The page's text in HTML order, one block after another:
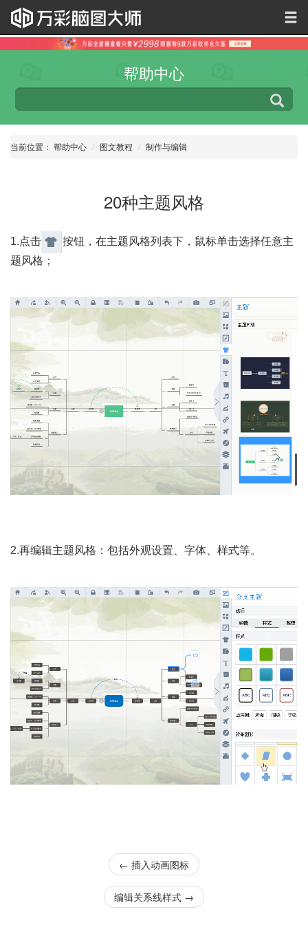
帮助中心
当前位置： 帮助中心 图文教程 制作与编辑
20种主题风格
1.点击
按钮，在主题风格列表下，鼠标单击选择任意主
题风格；
2.再编辑主题风格：包括外观设置、字体、样式等。
← 插入动画图标
编辑关系线样式 →